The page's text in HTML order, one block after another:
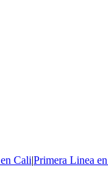
Cali|Primera Linea